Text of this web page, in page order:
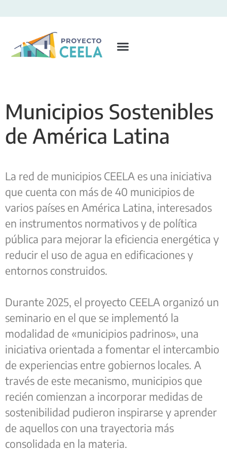
Municipios Sostenibles
de América Latina
La red de municipios CEELA es una iniciativa
que cuenta con más de 40 municipios de
varios países en América Latina, interesados
en instrumentos normativos y de política
pública para mejorar la eficiencia energética y
reducir el uso de agua en edificaciones y
entornos construidos.
Durante 2025, el proyecto CEELA organizó un
seminario en el que se implementó la
modalidad de «municipios padrinos», una
iniciativa orientada a fomentar el intercambio
de experiencias entre gobiernos locales. A
través de este mecanismo, municipios que
recién comienzan a incorporar medidas de
sostenibilidad pudieron inspirarse y aprender
de aquellos con una trayectoria más
consolidada en la materia.